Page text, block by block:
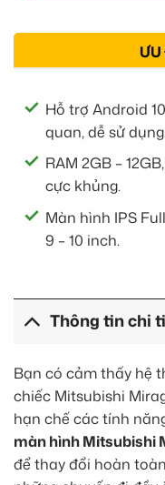
Hỗ trợ Android
quan, dễ sử
RAM 2GB –
cực khủng.
Màn hình IPS
9 – 10 inch.
Thông tin chi
Bạn có cảm thấy hệ
chiếc Mitsubishi
hạn chế các tính
màn hình Mitsubishi
để thay đổi hoàn